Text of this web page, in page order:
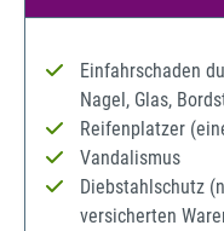
Einfahrschaden
Nagel, Glas,
Reifenplatzer
Vandalismus
Diebstahlschutz
versicherten